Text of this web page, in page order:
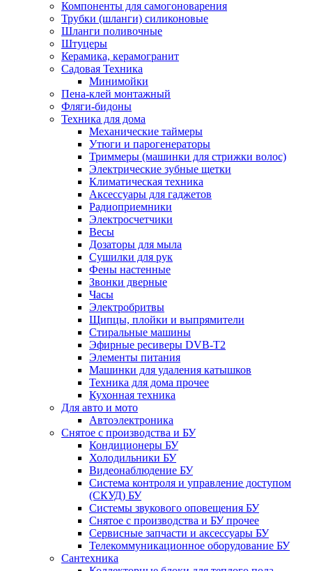
Компоненты для самогоноварения
Трубки (шланги) силиконовые
Шланги поливочные
Штуцеры
Керамика, керамогранит
Садовая Техника
Минимойки
Пена-клей монтажный
Фляги-бидоны
Техника для дома
Механические таймеры
Утюги и парогенераторы
Триммеры (машинки для стрижки волос)
Электрические зубные щетки
Климатическая техника
Аксессуары для гаджетов
Радиоприемники
Электросчетчики
Весы
Дозаторы для мыла
Сушилки для рук
Фены настенные
Звонки дверные
Часы
Электробритвы
Щипцы, плойки и выпрямители
Стиральные машины
Эфирные ресиверы DVB-T2
Элементы питания
Машинки для удаления катышков
Техника для дома прочее
Кухонная техника
Для авто и мото
Автоэлектроника
Снятое с производства и БУ
Кондиционеры БУ
Холодильники БУ
Видеонаблюдение БУ
Система контроля и управление доступом
(СКУД) БУ
Системы звукового оповещения БУ
Снятое с производства и БУ прочее
Сервисные запчасти и аксессуары БУ
Телекоммуникационное оборудование БУ
Сантехника